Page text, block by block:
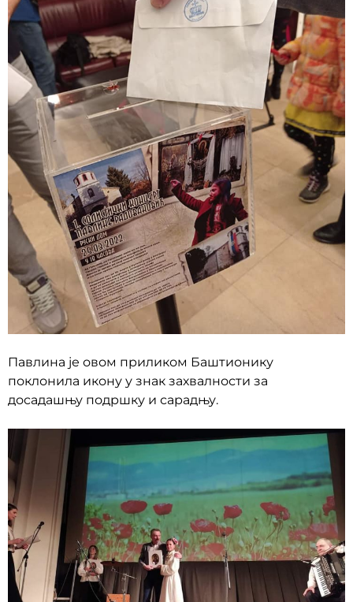
Павлина је овом приликом Баштионику
поклонила икону у знак захвалности за
досадашњу подршку и сарадњу.